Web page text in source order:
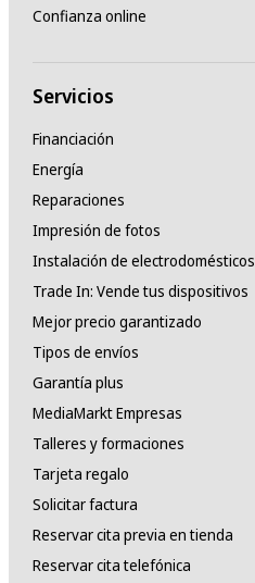
Confianza online
Servicios
Financiación
Energía
Reparaciones
Impresión de fotos
Instalación de electrodomésticos
Trade In: Vende tus dispositivos
Mejor precio garantizado
Tipos de envíos
Garantía plus
MediaMarkt Empresas
Talleres y formaciones
Tarjeta regalo
Solicitar factura
Reservar cita previa en tienda
Reservar cita telefónica